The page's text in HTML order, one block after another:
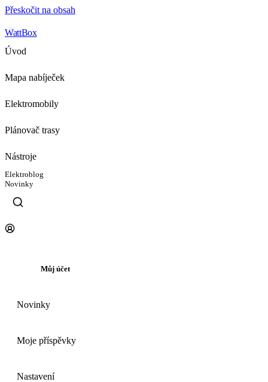
Přeskočit na obsah
WattBox
Úvod
Mapa nabíječek
Elektromobily
Plánovač trasy
Nástroje
Elektroblog
Novinky
Můj účet
Novinky
Moje příspěvky
Nastavení